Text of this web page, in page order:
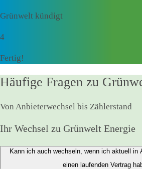
Grünwelt kündigt
4
Fertig!
Häufige Fragen zu
Von Anbieterwechsel bis Zählerstand
Ihr Wechsel zu Grünwelt Energie
Kann ich auch wechseln, wenn ich aktuell in
einen laufenden Vertrag